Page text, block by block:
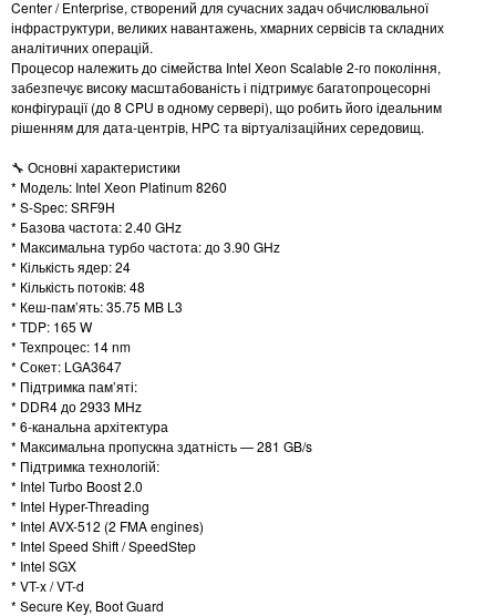
Center / Enterprise, створений для сучасних задач обчислювальної
інфраструктури, великих навантажень, хмарних сервісів та складних
аналітичних операцій.
Процесор належить до сімейства Intel Xeon Scalable 2-го покоління,
забезпечує високу масштабованість і підтримує багатопроцесорні
конфігурації (до 8 CPU в одному сервері), що робить його ідеальним
рішенням для дата-центрів, HPC та віртуалізаційних середовищ.
🔧 Основні характеристики
* Модель: Intel Xeon Platinum 8260
* S-Spec: SRF9H
* Базова частота: 2.40 GHz
* Максимальна турбо частота: до 3.90 GHz
* Кількість ядер: 24
* Кількість потоків: 48
* Кеш-пам’ять: 35.75 MB L3
* TDP: 165 W
* Техпроцес: 14 nm
* Сокет: LGA3647
* Підтримка пам’яті:
* DDR4 до 2933 MHz
* 6-канальна архітектура
* Максимальна пропускна здатність — 281 GB/s
* Підтримка технологій:
* Intel Turbo Boost 2.0
* Intel Hyper-Threading
* Intel AVX-512 (2 FMA engines)
* Intel Speed Shift / SpeedStep
* Intel SGX
* VT-x / VT-d
* Secure Key, Boot Guard